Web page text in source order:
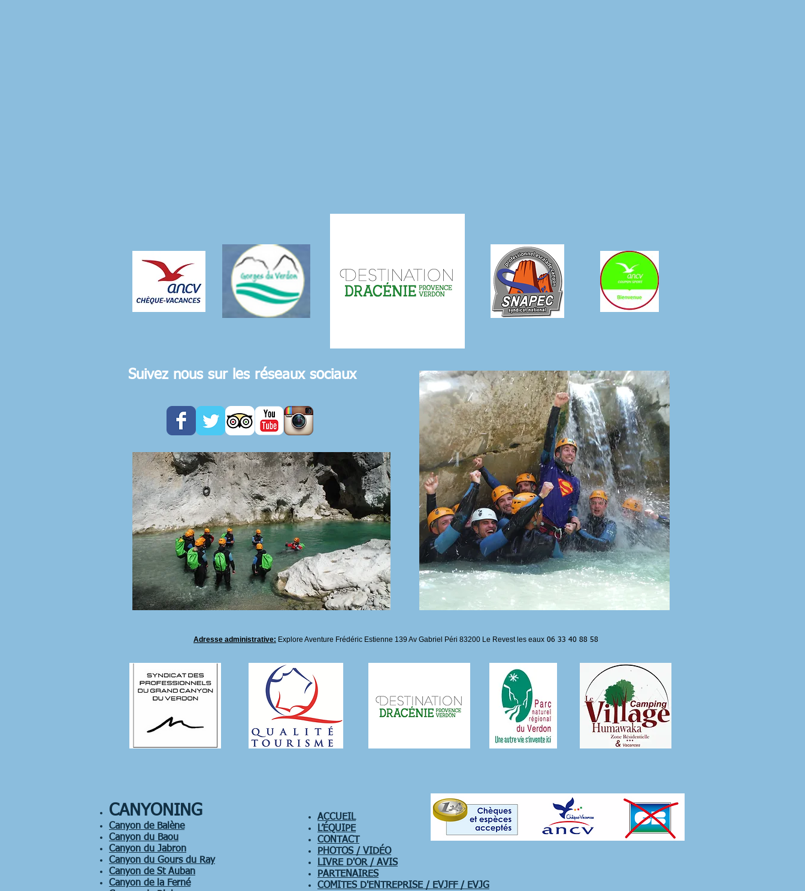
Suivez nous sur les réseaux sociaux
Adresse administrative: Explore Aventure Frédéric Estienne 139 Av Gabriel Péri 83200 Le Revest les eaux 06 33 40 88 58
ACCUEIL
L’ÉQUIPE
CONTACT
PHOTOS / VIDÉO
LIVRE D'OR / AVIS
PARTENAIRES
COMITES D'ENTREPRISE / EVJFF / EVJG
CANYONING
Canyon de Balène
Canyon du Baou
Canyon du Jabron
Canyon du Gours du Ray
Canyon de St Auban
Canyon de la Ferné